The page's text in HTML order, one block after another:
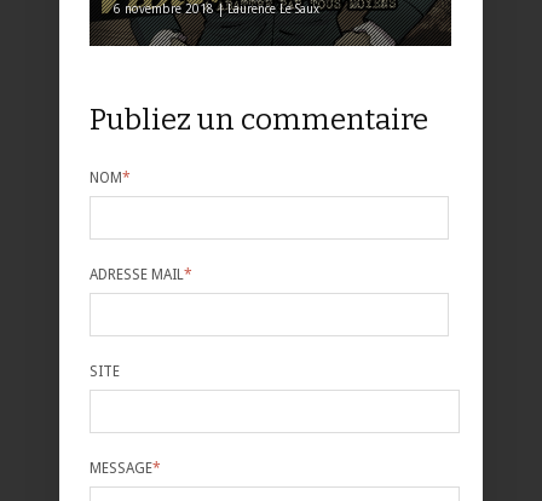
6 novembre 2018 | Laurence Le Saux
Publiez un commentaire
NOM*
ADRESSE MAIL*
SITE
MESSAGE*